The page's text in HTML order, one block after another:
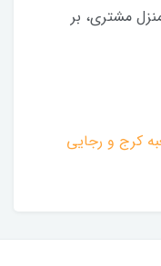
مشتری، بر
کرج و رجایی